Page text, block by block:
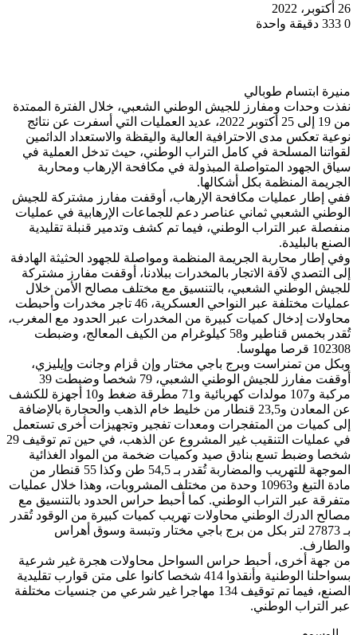
26 أكتوبر، 2022
0
دقيقة واحدة
منيرة ابتسام طوبالي
نفذت وحدات ومفارز للجيش الوطني الشعبي، خلال الفترة الممتدة
من 19 إلى 25 أكتوبر 2022، عديد العمليات التي أسفرت عن نتائج
نوعية تعكس مدى الاحترافية العالية واليقظة والاستعداد الدائمين
لقواتنا المسلحة في كامل التراب الوطني، حيث تدخل العملية في
سياق الجهود المتواصلة المبذولة في مكافحة الإرهاب ومحاربة
الجريمة المنظمة بكل أشكالها.
ففي إطار عمليات مكافحة الإرهاب، أوقفت مفارز مشتركة للجيش
الوطني الشعبي ثماني عناصر دعم للجماعات الإرهابية في عمليات
منفصلة عبر التراب الوطني، فيما تم كشف وتدمير قنبلة تقليدية
الصنع بالبليدة.
وفي إطار محاربة الجريمة المنظمة ومواصلة للجهود الحثيثة الهادفة
إلى التصدي لآفة الاتجار بالمخدرات ببلادنا، أوقفت مفارز مشتركة
للجيش الوطني الشعبي، بالتنسيق مع مختلف مصالح الأمن خلال
عمليات مختلفة عبر النواحي العسكرية، 46 تاجر مخدرات وأحبطت
محاولات إدخال كميات كبيرة من المخدرات عبر الحدود مع المغرب،
تُقدر بخمس قناطير و58 كيلوغرام من الكيف المعالج، وضبطت
102308 قرصا مهلوسا.
وبكل من تمنراست وبرج باجي مختار وإن ڤزام وجانت وإيليزي،
أوقفت مفارز للجيش الوطني الشعبي، 79 شخصا وضبطت 39
مركبة و107 مولدات كهربائية و71 مطرقة ضغط و10 أجهزة للكشف
عن المعادن و23,5 قنطار من خليط خام الذهب والحجارة بالإضافة
إلى كميات من المتفجرات ومعدات تفجير وتجهيزات أخرى تستعمل
في عمليات التنقيب غير المشروع عن الذهب، في حين تم توقيف 29
شخصا وضبط تسع بنادق صيد وكميات ضخمة من المواد الغذائية
الموجهة للتهريب والمضاربة تُقدر بـ 54,5 طن وكذا 55 قنطار من
مادة التبغ و10963 وحدة من مختلف المشروبات، وهذا خلال عمليات
متفرقة عبر التراب الوطني. كما أحبط حراس الحدود بالتنسيق مع
مصالح الدرك الوطني محاولات تهريب كميات كبيرة من الوقود تُقدر
بـ 27873 لتر بكل من برج باجي مختار وتبسة وسوق أهراس
والطارف.
من جهة أخرى، أحبط حراس السواحل محاولات هجرة غير شرعية
بسواحلنا الوطنية وأنقذوا 414 شخصا كانوا على متن قوارب تقليدية
الصنع، فيما تم توقيف 134 مهاجرا غير شرعي من جنسيات مختلفة
عبر التراب الوطني.